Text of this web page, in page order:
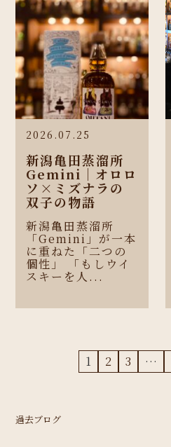
2026.07.25
新潟亀田蒸溜所
Gemini｜オロロ
ソ×ミズナラの
双子の物語
新潟亀田蒸溜所
「Gemini」が一本
に重ねた「二つの
個性」 「もしウイ
スキーを人...
1 2 3 …
過去ブログ